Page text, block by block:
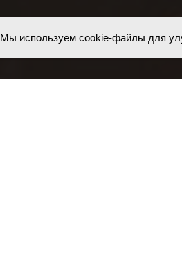
Мы используем cookie-файлы для